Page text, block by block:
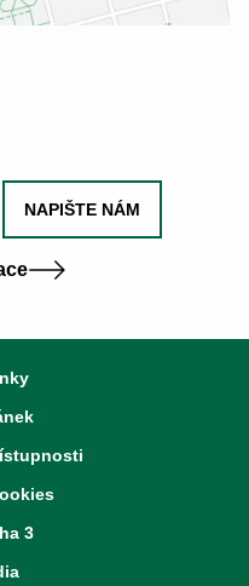
NAPIŠTE NÁM
3